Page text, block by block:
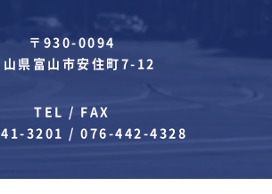
〒930-0094
山県富山市安住町7-12
TEL / FAX
3201 /076-442-4328